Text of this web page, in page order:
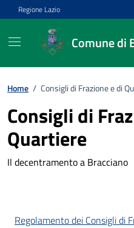
Vai ai contenuti
Vai al footer
Regione Lazio
Comune di
Home / Consigli di Frazione e di
Consigli di
Quartiere
Il decentramento a Bracciano
Regolamento dei Consigli di